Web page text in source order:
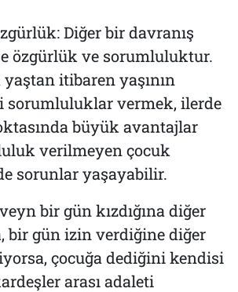
Diğer bir davranış
özgürlük ve sorumluluktur.
itibaren yaşının
sorumluluklar vermek, ilerde
büyük avantajlar
verilmeyen çocuk
sorunlar yaşayabilir.
bir gün kızdığına diğer
bir gün izin verdiğine diğer
çocuğa dediğini kendisi
arası adaleti